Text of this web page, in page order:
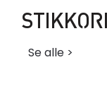
Se alle >